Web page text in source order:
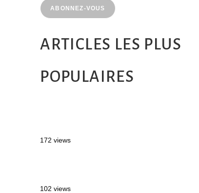
ABONNEZ-VOUS
ARTICLES LES PLUS
POPULAIRES
172 views
102 views